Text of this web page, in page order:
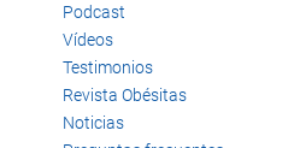
Podcast
Vídeos
Testimonios
Revista Obésitas
Noticias